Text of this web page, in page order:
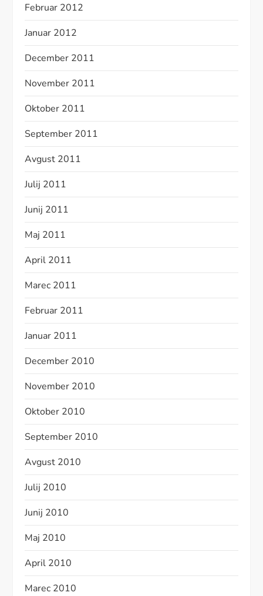
Februar 2012
Januar 2012
December 2011
November 2011
Oktober 2011
September 2011
Avgust 2011
Julij 2011
Junij 2011
Maj 2011
April 2011
Marec 2011
Februar 2011
Januar 2011
December 2010
November 2010
Oktober 2010
September 2010
Avgust 2010
Julij 2010
Junij 2010
Maj 2010
April 2010
Marec 2010